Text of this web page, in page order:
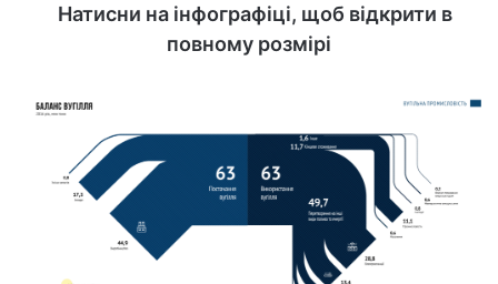
Натисни на інфографіці, щоб відкрити в
повному розмірі